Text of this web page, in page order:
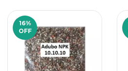
16%
OFF